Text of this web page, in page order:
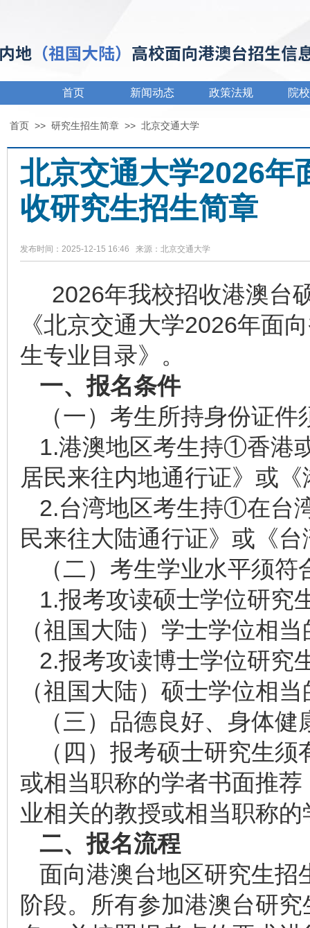
首页 新闻动态 政策法规 院
首页 >> 研究生招生简章 >> 北京交通大学
北京交通大学2026年
收研究生招生简章
发布时间：2025-12-15 16:46 来源：北京交通大学
2026年我校招收港澳台
《北京交通大学2026年面
生专业目录》。
一、报名条件
（一）考生所持身份证
1.港澳地区考生持①香港
居民来往内地通行证》或
2.台湾地区考生持①在台
民来往大陆通行证》或《
（二）考生学业水平须
1.报考攻读硕士学位研究
（祖国大陆）学士学位相
2.报考攻读博士学位研究
（祖国大陆）硕士学位相
（三）品德良好、身体健
（四）报考硕士研究生
或相当职称的学者书面推
业相关的教授或相当职称
二、报名流程
面向港澳台地区研究生招
阶段。所有参加港澳台研